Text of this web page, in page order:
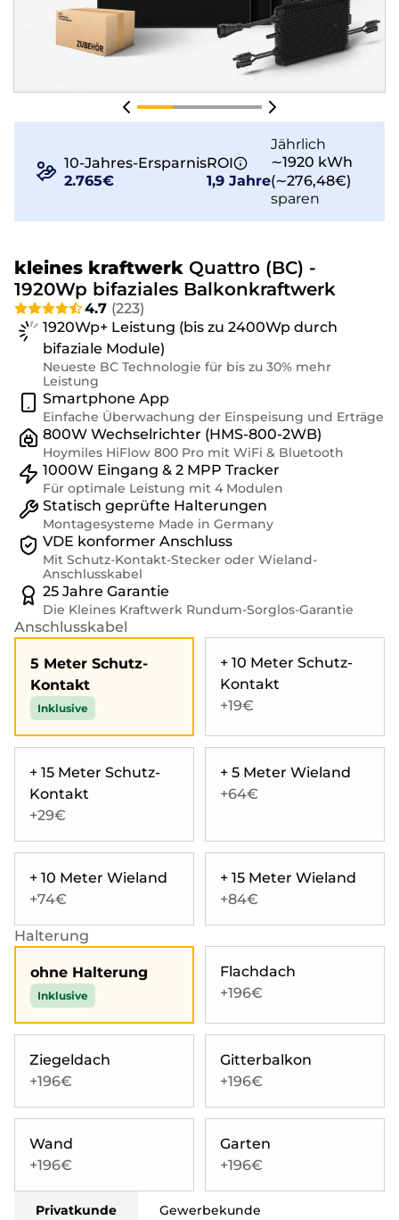
10-Jahres-Ersparnis
2.765€
ROI
1,9 Jahre
Jährlich
∼1920 kWh
(∼276,48€)
sparen
kleines kraftwerk Quattro (BC) -
1920Wp bifaziales Balkonkraftwerk
4.7 (223)
1920Wp+ Leistung (bis zu 2400Wp durch
bifaziale Module)
Neueste BC Technologie für bis zu 30% mehr
Leistung
Smartphone App
Einfache Überwachung der Einspeisung und Erträge
800W Wechselrichter (HMS-800-2WB)
Hoymiles HiFlow 800 Pro mit WiFi & Bluetooth
1000W Eingang & 2 MPP Tracker
Für optimale Leistung mit 4 Modulen
Statisch geprüfte Halterungen
Montagesysteme Made in Germany
VDE konformer Anschluss
Mit Schutz-Kontakt-Stecker oder Wieland-
Anschlusskabel
25 Jahre Garantie
Die Kleines Kraftwerk Rundum-Sorglos-Garantie
Anschlusskabel
5 Meter Schutz-
Kontakt
Inklusive
+ 10 Meter Schutz-
Kontakt
+19€
+ 15 Meter Schutz-
Kontakt
+29€
+ 5 Meter Wieland
+64€
+ 10 Meter Wieland
+74€
+ 15 Meter Wieland
+84€
Halterung
ohne Halterung
Inklusive
Flachdach
+196€
Ziegeldach
+196€
Gitterbalkon
+196€
Wand
+196€
Garten
+196€
Privatkunde Gewerbekunde